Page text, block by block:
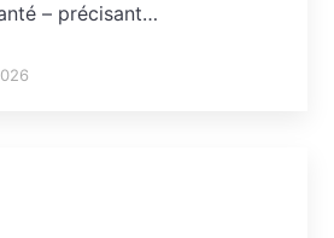
– précisant…